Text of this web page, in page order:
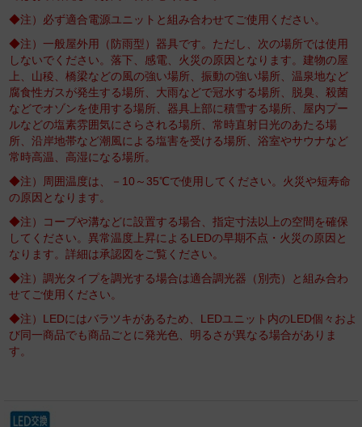
◆注）必ず適合電源ユニットと組み合わせてご使用ください。
◆注）一般屋外用（防雨型）器具です。ただし、次の場所では使用
しないでください。落下、感電、火災の原因となります。建物の屋
上、山稜、橋梁などの風の強い場所、振動の強い場所、温泉地など
腐食性ガスが発生する場所、大雨などで冠水する場所、脱臭、殺菌
などでオゾンを使用する場所、器具上部に積雪する場所、屋内プー
ルなどの塩素雰囲気にさらされる場所、常時直射日光のあたる場
所、沿岸地帯など潮風による塩害を受ける場所、浴室やサウナなど
常時高温、高湿になる場所。
◆注）周囲温度は、－10～35℃で使用してください。火災や短寿命
の原因となります。
◆注）コーブや溝などに設置する場合、指定寸法以上の空間を確保
してください。異常温度上昇によるLEDの早期不点・火災の原因と
なります。詳細は承認図をご覧ください。
◆注）調光タイプを調光する場合は適合調光器（別売）と組み合わ
せてご使用ください。
◆注）LEDにはバラツキがあるため、LEDユニット内のLED個々およ
び同一商品でも商品ごとに発光色、明るさが異なる場合がありま
す。